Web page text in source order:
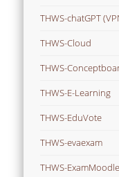
THWS-chatGPT
THWS-Cloud
THWS-
THWS-E-Learning
THWS-EduVote
THWS-evaexam
THWS-ExamMoodle